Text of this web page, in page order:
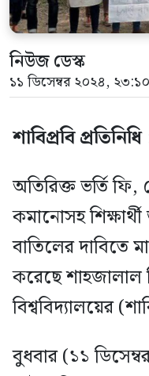
নিউজ ডেস্ক
১১ ডিসেম্বর ২০২৪, ২৩:১০
শাবিপ্রবি
অতিরিক্ত ভর্তি ফি,
কমানোসহ
বাতিলের দাবিতে
করেছে শাহজালাল
বিশ্ববিদ্যালয়ের
বুধবার (১১